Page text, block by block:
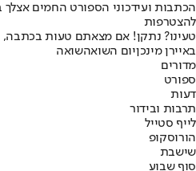
הכתבות ועידכוני הספורט החמים אצלך
להצטרפות
טעינו? נתקן! אם מצאתם טעות
באיירן מינכןיום השואהשואה
מדורים
ספורט
דעות
תרבות ובידור
לייף סטייל
הורוסקופ
שישבת
סוף שבוע